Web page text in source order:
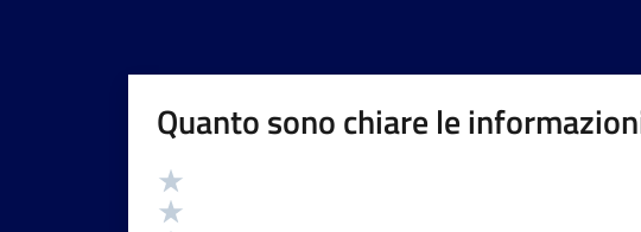
Quanto sono chiare le
Valutazione